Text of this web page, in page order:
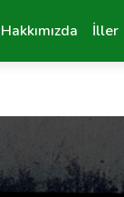
Hakkımızda İller